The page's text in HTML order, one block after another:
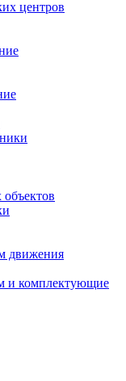
центров
движения
и комплектующие